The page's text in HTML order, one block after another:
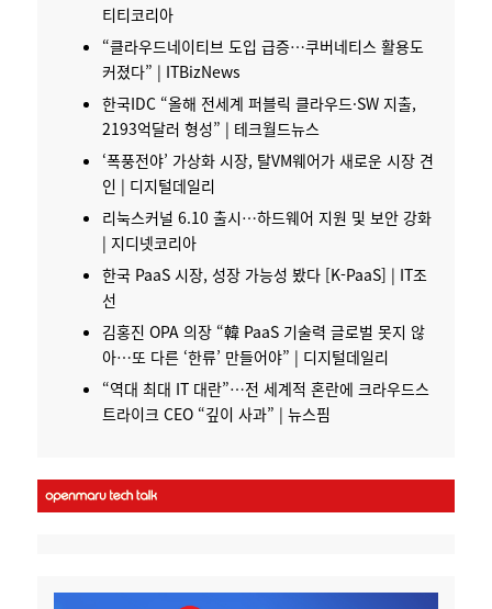
티티코리아
“클라우드네이티브도입 급증…쿠버네티스 활용도
커졌다” | ITBizNews
한국IDC “올해 전세계 퍼블릭 클라우드·SW 지출,
2193억달러 형성” | 테크월드뉴스
‘폭풍전야’ 가상화 시장, 탈VM웨어가 새로운 시장 견
인 | 디지털데일리
리눅스커널 6.10 출시…하드웨어 지원 및 보안 강화
| 지디넷코리아
한국 PaaS 시장, 성장 가능성 봤다 [K-PaaS] | IT조
선
김홍진 OPA 의장 “韓 PaaS 기술력 글로벌 못지 않
아…또 다른 ‘한류’ 만들어야” | 디지털데일리
“역대 최대 IT 대란”…전 세계적 혼란에 크라우드스
트라이크 CEO “깊이 사과” | 뉴스핌